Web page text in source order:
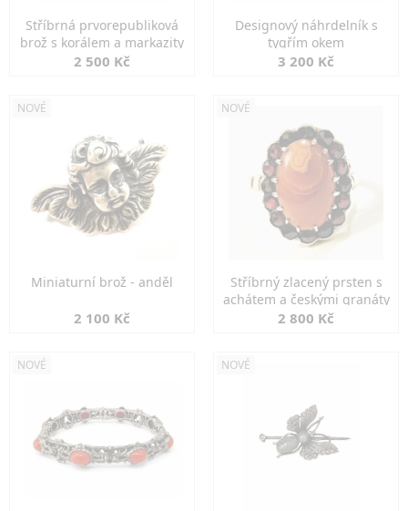
Stříbrná prvorepubliková
brož s korálem a markazity
2 500 Kč
Designový náhrdelník s
tygřím okem
3 200 Kč
NOVÉ
Miniaturní brož - anděl
2 100 Kč
NOVÉ
Stříbrný zlacený prsten s
achátem a českými granáty
2 800 Kč
NOVÉ NOVÉ